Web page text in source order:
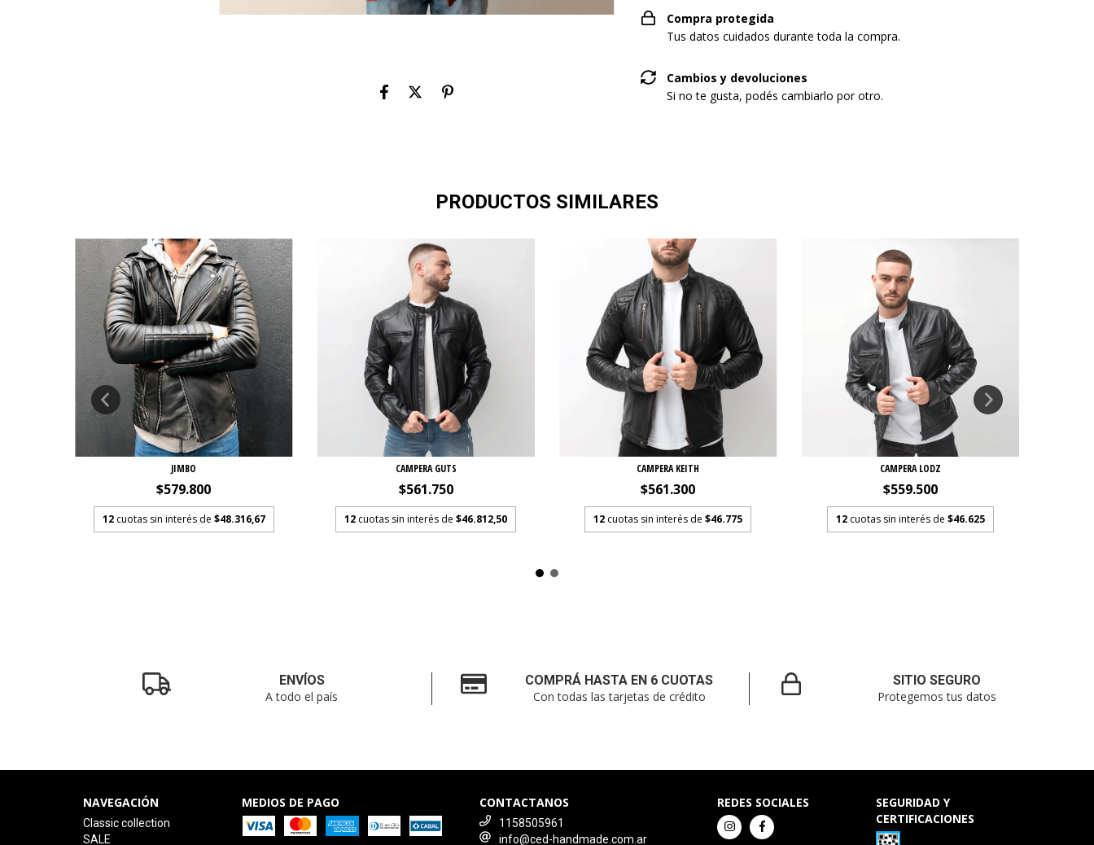
Compra protegida
Tus datos cuidados durante toda la compra.
Cambios y devoluciones
Si no te gusta, podés cambiarlo por otro.
PRODUCTOS SIMILARES
JIMBO
$579.800
12 cuotas sin interés de $48.316,67
CAMPERA GUTS
$561.750
12 cuotas sin interés de$46.812,50
CAMPERA KEITH
$561.300
12 cuotas sin interés de$46.775
CAMPERA LODZ
$559.500
12 cuotas sin interés de $46.625
ENVÍOS
A todo el país
COMPRÁ HASTA EN 6 CUOTAS
Con todas las tarjetas de crédito
SITIO SEGURO
Protegemos tus datos
NAVEGACIÓN
Classic collection
SALE
MEDIOS DE PAGO CONTACTANOS
1158505961
info@ced-handmade.com.ar
REDES SOCIALES
SEGURIDAD Y
CERTIFICACIONES